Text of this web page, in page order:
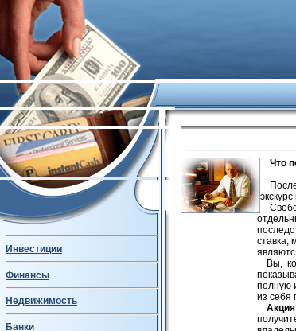
Инвестиции
Финансы
Недвижимость
Банки
Что
ставка,
Вы,
полную
из себя
Акция